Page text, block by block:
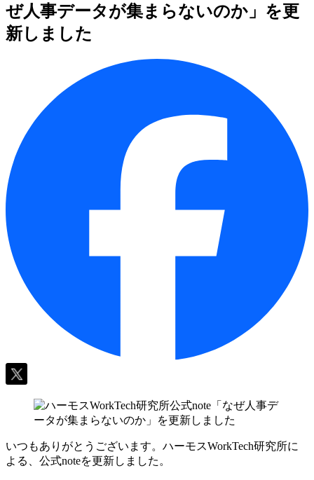
ぜ人事データが集まらないのか」を更
新しました
いつもありがとうございます。ハーモスWorkTech研究所に
よる、公式noteを更新しました。